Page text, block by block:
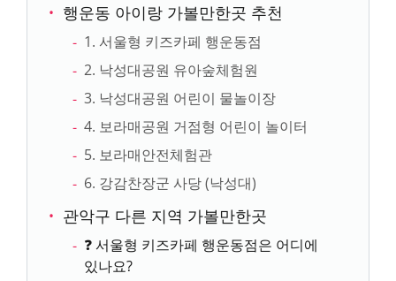
행운동 아이랑 가볼만한곳 추천
1. 서울형 키즈카페 행운동점
2. 낙성대공원 유아숲체험원
3. 낙성대공원 어린이 물놀이장
4. 보라매공원 거점형 어린이 놀이터
5. 보라매안전체험관
6. 강감찬장군 사당 (낙성대)
관악구 다른 지역 가볼만한곳
❓ 서울형 키즈카페 행운동점은 어디에
있나요?